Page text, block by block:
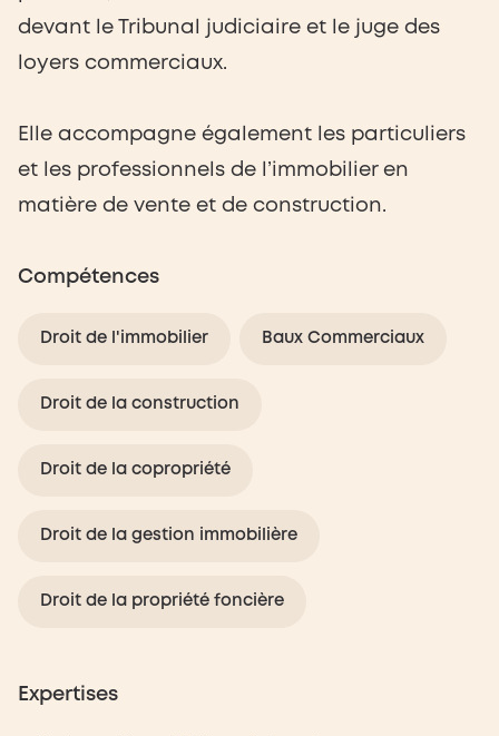
devant le Tribunal judiciaire et le juge des
loyers commerciaux.
Elle accompagne également les particuliers
et les professionnels de l’immobilier en
matière de vente et de construction.
Compétences
Droit de l'immobilier Baux Commerciaux
Droit de la construction
Droit de la copropriété
Droit de la gestion immobilière
Droit de la propriété foncière
Expertises